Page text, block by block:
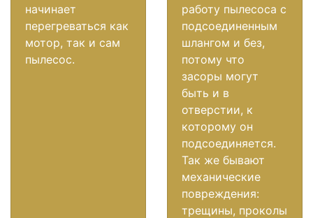
начинает
перегреваться как
мотор, так и сам
пылесос.
работу пылесоса с
подсоединенным
шлангом и без,
потому что
засоры могут
быть и в
отверстии, к
которому он
подсоединяется.
Так же бывают
механические
повреждения:
трещины, проколы